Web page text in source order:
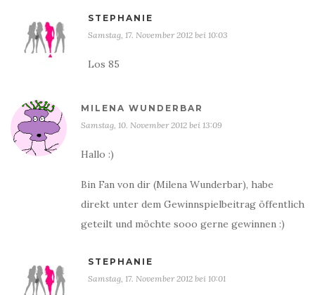
STEPHANIE
Samstag, 17. November 2012 bei 10:03
Los 85
MILENA WUNDERBAR
Samstag, 10. November 2012 bei 13:09
Hallo :)
Bin Fan von dir (Milena Wunderbar), habe
direkt unter dem Gewinnspielbeitrag öffentlich
geteilt und möchte sooo gerne gewinnen :)
STEPHANIE
Samstag, 17. November 2012 bei 10:01